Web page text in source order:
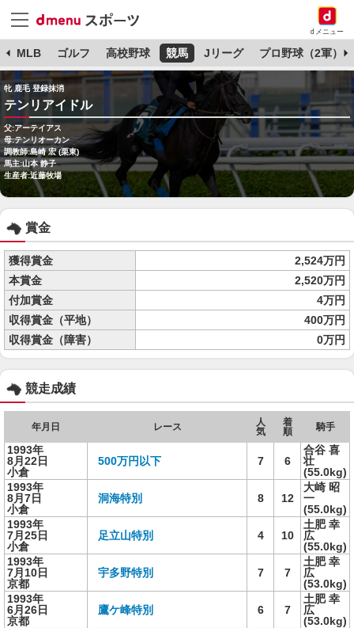
dメニュー
MLB ゴルフ 高校野球 競馬 Jリーグ プロ野球（2軍）
牝 鹿毛 登録抹消
テンリアイドル
父:アーテイアス
母:テンリオーカン
調教師:島崎 宏 (栗東)
馬主:山本 静子
生産者:近藤牧場
賞金
獲得賞金
2,524万円
本賞金
2,520万円
付加賞金
4万円
収得賞金（平地）
400万円
収得賞金（障害）
0万円
競走成績
年月日 レース
人
気
着
順
騎手
1993年
8月22日
小倉
500万円以下 7 6
合谷 喜
壮
(55.0kg)
1993年
8月7日
小倉
洞海特別 8 12
大崎 昭
一
(55.0kg)
1993年
7月25日
小倉
足立山特別 4 10
土肥 幸
広
(55.0kg)
1993年
7月10日
京都
宇多野特別 7 7
土肥 幸
広
(53.0kg)
1993年
6月26日
京都
鷹ケ峰特別 6 7
土肥 幸
広
(53.0kg)